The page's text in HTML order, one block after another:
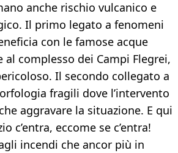
anche rischio vulcanico e
Il primo legato a fenomeni
con le famose acque
al complesso dei Campi Flegrei,
Il secondo collegato a
fragili dove l’intervento
aggravare la situazione. E qui
c’entra, eccome se c’entra!
incendi che ancor più in